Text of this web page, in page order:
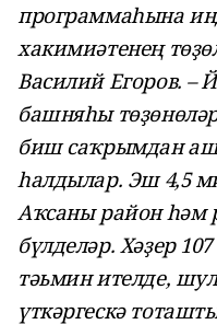
программаһына
хакимиәтенең
Василий Егоров. –
башняһы
биш саҡрымдан
һалдылар. Эш 4,5
Аҡсаны район һәм
бүлделәр. Хәҙер
тәьмин ителде,
үткәргескә